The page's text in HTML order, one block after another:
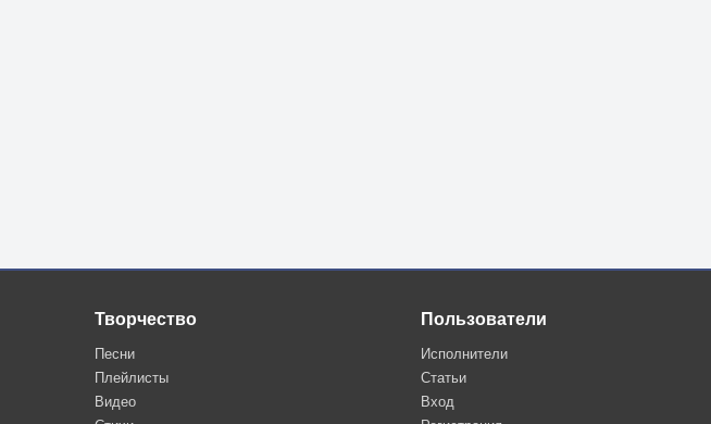
Творчество
Песни
Плейлисты
Видео
Пользователи
Исполнители
Статьи
Вход